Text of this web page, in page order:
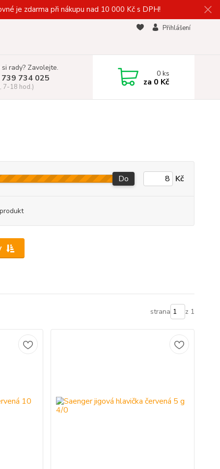
je zdarma při nákupu nad 10 000 Kč s DPH!
Přihlášení
rady? Zavolejte.
734 025
7-18 hod.)
0ks
za 0 Kč
Do Kč
strana z 1